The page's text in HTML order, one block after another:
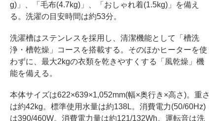
g)」、「毛布(4.7kg)」、「おしゃれ着(1.5kg)」を備え
る。洗濯の目安時間は約53分。
洗濯槽はステンレスを採用し、清潔機能として「槽洗
浄・槽乾燥」コースを搭載する。そのほかヒーターを使
わずに、最大2kgの衣類を乾きやすくする「風乾燥」機
能を備える。
本体サイズは622×639×1,052mm(幅×奥行き×高さ)。重さ
は約42kg。標準使用水量は約138L。消費電力(50/60Hz)
は390/460W。消費電力量は約121/132Wh。運転音は洗